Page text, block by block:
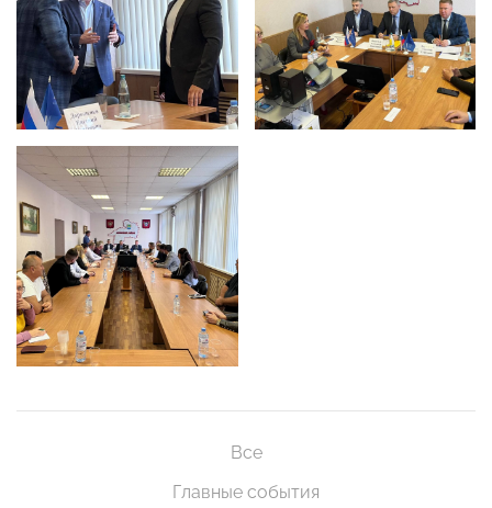
Все
Главные события